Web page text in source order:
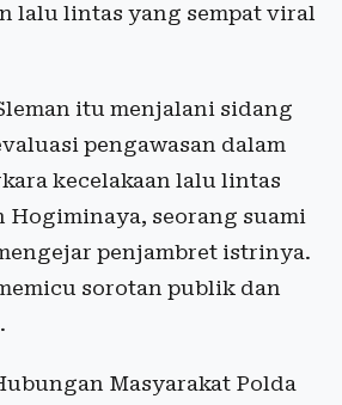
lalu lintas yang sempat viral
itu menjalani sidang
pengawasan dalam
kecelakaan lalu lintas
Hogiminaya, seorang suami
penjambret istrinya.
sorotan publik dan
Masyarakat Polda